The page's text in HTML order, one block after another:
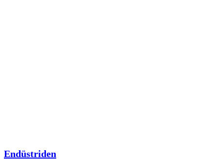
Endüstriden